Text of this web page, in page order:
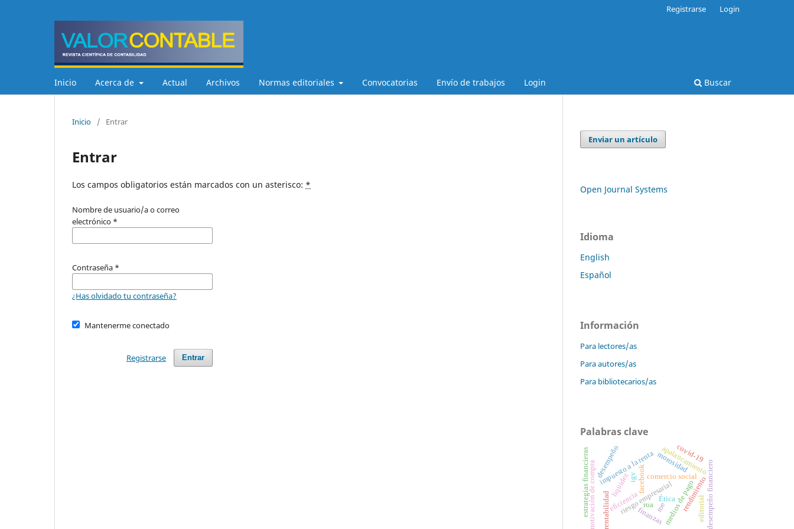
Inicio Acerca de Actual Archivos Normas editoriales Convocatorias Envío de trabajos Login Buscar
Registrarse Login
Inicio / Entrar
Entrar
Los campos obligatorios están marcados con un asterisco: *
Nombre de usuario/a o correo
electrónico *
Contraseña *
¿Has olvidado tu contraseña?
Mantenerme conectado
Entrar
Registrarse
Enviar un artículo
Open Journal Systems
Idioma
English
Español
Información
Para lectores/as
Para autores/as
Para bibliotecarios/as
Palabras clave
comercio social
facebook
impuesto a la renta
igv
medios de pago
motivación de compra
estrategias financieras riesgo empresarial
liquidez
apalancamiento
rendimiento
roa roe
rentabilidad
morosidadcovid-19
finanzas
desempeño
eficiencia editorialdesempeño financiero
Ética